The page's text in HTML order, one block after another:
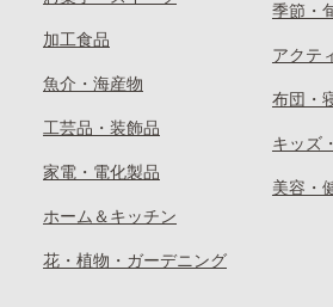
加工食品
魚介・海産物
工芸品・装飾品
家電・電化製品
ホーム＆キッチン
花・植物・ガーデニング
季節・
アクテ
布団・
キッズ
美容・